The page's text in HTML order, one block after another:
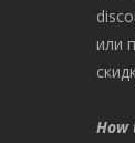
или
How